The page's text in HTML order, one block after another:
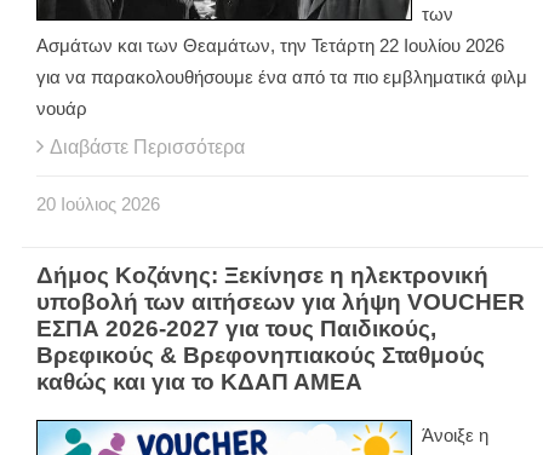
των
Ασμάτων και των Θεαμάτων, την Τετάρτη 22 Ιουλίου 2026
για να παρακολουθήσουμε ένα από τα πιο εμβληματικά φιλμ
νουάρ
Διαβάστε Περισσότερα
20 Ιούλιος 2026
Δήμος Κοζάνης: Ξεκίνησε η ηλεκτρονική
υποβολή των αιτήσεων για λήψη VOUCHER
ΕΣΠΑ 2026-2027 για τους Παιδικούς,
Βρεφικούς & Βρεφονηπιακούς Σταθμούς
καθώς και για το ΚΔΑΠ ΑΜΕΑ
Άνοιξε η